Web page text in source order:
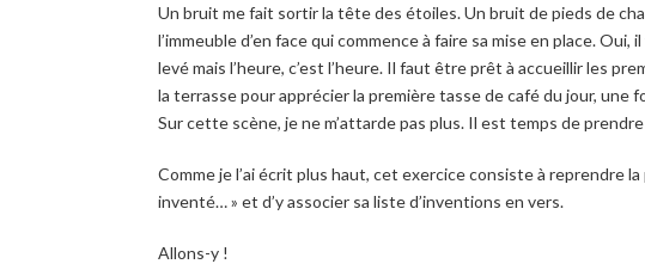
Un bruit me fait sortir la tête des étoiles. Un bruit de pieds de
l’immeuble d’en face qui commence à faire sa mise en place.
levé mais l’heure, c’est l’heure. Il faut être prêt à accueillir les
la terrasse pour apprécier la première tasse de café du jour, une
Sur cette scène, je ne m’attarde pas plus. Il est temps de
Comme je l’ai écrit plus haut, cet exercice consiste à reprendre
inventé… » et d’y associer sa liste d’inventions en vers.
Allons-y !